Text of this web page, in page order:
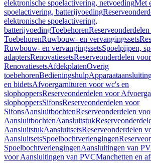
elektronische spoelactivering, netvoedingMet
spoelactivering, batterijvoeding
elektronische spoelactivering,
batterijvoedingToebehoren
ToebehorenRuwbouw- en vervangingssets
Ruwbouw- en vervangingssetsSpoelpijpen,
adaptersRenovatiesetsReserveonderdelen voor
RenovatiesetsAfdekplatenOverig
toebehorenBedieningshulp
en bidetsAfvoergarnituren voor wc's en
slophoppersReserveonderdelen voor
slophoppersSifonsReserveonderdelen voor
SifonsAansluitbochtenReserveonderdelen
AansluitbochtenAansluitstuk
AansluitstukAansluitsetsReserveonderdelen
AansluitsetsSpoelbochtverlengingen
SpoelbochtverlengingenAansluitingen van
voor Aansluitingen van PVCManchetten en